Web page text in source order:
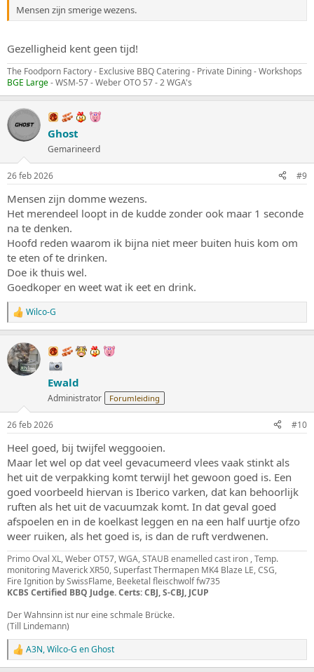
Mensen zijn smerige wezens.
Gezelligheid kent geen tijd!
The Foodporn Factory - Exclusive BBQ Catering - Private Dining - Workshops
BGE Large- WSM-57 - Weber OTO 57 - 2 WGA's
Ghost
Gemarineerd
26 feb 2026 #9
Mensen zijn domme wezens.
Het merendeel loopt in de kudde zonder ook maar 1 seconde
na te denken.
Hoofd reden waarom ik bijna niet meer buiten huis kom om
te eten of te drinken.
Doe ik thuis wel.
Goedkoper en weet wat ik eet en drink.
W
a
r
d
e
e
:
Wilco-G
Ewald
Administrator Forumleiding
26 feb 2026 #10
Heel goed, bij twijfel weggooien.
Maar let wel op dat veel gevacumeerd vlees vaak stinkt als
het uit de verpakking komt terwijl het gewoon goed is. Een
goed voorbeeld hiervan is Iberico varken, dat kan behoorlijk
ruften als het uit de vacuumzak komt. In dat geval goed
afspoelen en in de koelkast leggen en na een half uurtje ofzo
weer ruiken, als het goed is, is dan de ruft verdwenen.
Primo Oval XL, Weber OT57, WGA, STAUB enamelled cast iron , Temp.
monitoring Maverick XR50, Superfast Thermapen MK4 Blaze LE, CSG,
Fire Ignition by SwissFlame, Beeketal fleischwolf fw735
KCBS Certified BBQ Judge. Certs: CBJ, S-CBJ, JCUP
Der Wahnsinn ist nur eine schmale Brücke.
(Till Lindemann)
W
a
A3N,Wilco-G enGhost